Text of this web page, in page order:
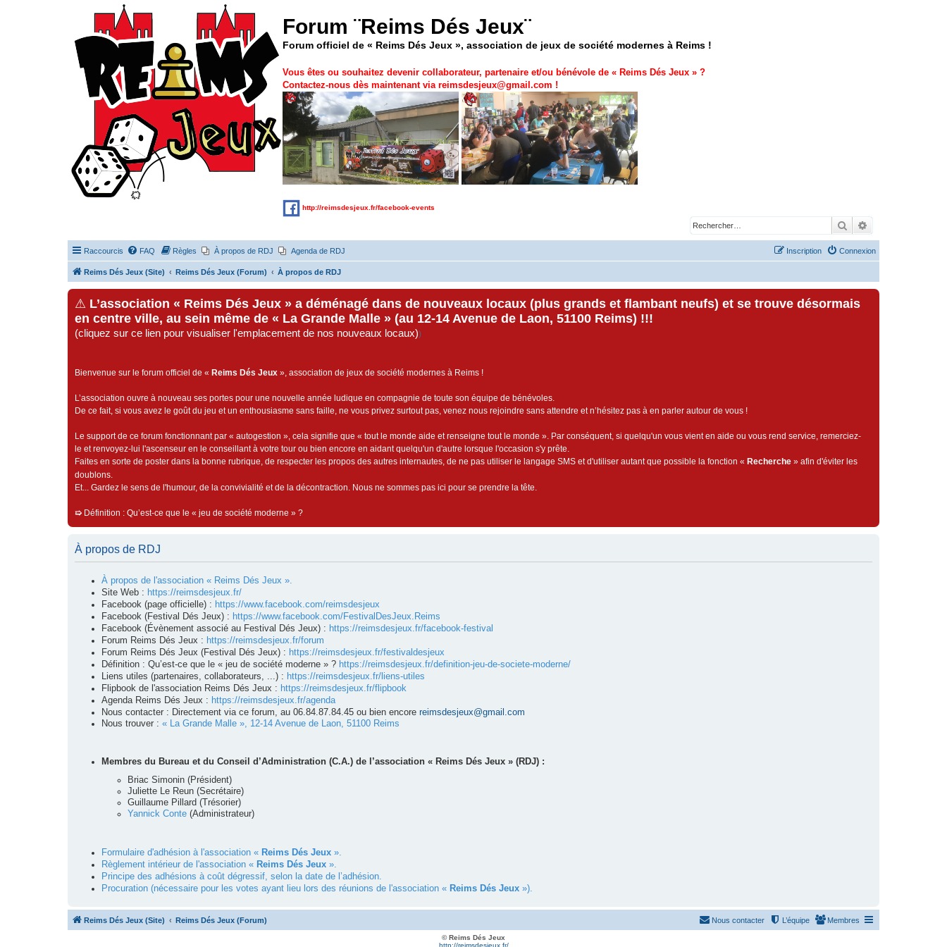
Forum ¨Reims Dés Jeux¨
Forum officiel de « Reims Dés Jeux », association de jeux de société modernes à Reims !
Vous êtes ou souhaitez devenir collaborateur, partenaire et/ou bénévole de « Reims Dés Jeux » ?
Contactez-nous dès maintenant via reimsdesjeux@gmail.com !
http://reimsdesjeux.fr/facebook-events
Rechercher
Raccourcis FAQ Règles À propos de RDJ Agenda de RDJ Connexion
Inscription
Reims Dés Jeux (Site) Reims Dés Jeux (Forum) À propos de RDJ
⚠ L’association « Reims Dés Jeux » a déménagé dans de nouveaux locaux (plus grands et flambant neufs) et se trouve désormais
en centre ville, au sein même de « La Grande Malle » (au 12-14 Avenue de Laon, 51100 Reims) !!!
(cliquez sur ce lien pour visualiser l'emplacement de nos nouveaux locaux))
Bienvenue sur le forum officiel de « Reims Dés Jeux », association de jeux de société modernes à Reims !
L’association ouvre à nouveau ses portes pour une nouvelle année ludique en compagnie de toute son équipe de bénévoles.
De ce fait, si vous avez le goût du jeu et un enthousiasme sans faille, ne vous privez surtout pas, venez nous rejoindre sans attendre et n’hésitez pas à en parler autour de vous !
Le support de ce forum fonctionnant par « autogestion », cela signifie que « tout le monde aide et renseigne tout le monde ». Par conséquent, si quelqu'un vous vient en aide ou vous rend service, remerciez-
le et renvoyez-lui l'ascenseur en le conseillant à votre tour ou bien encore en aidant quelqu'un d'autre lorsque l'occasion s'y prête.
Faites en sorte de poster dans la bonne rubrique, de respecter les propos des autres internautes, de ne pas utiliser le langage SMS et d'utiliser autant que possible la fonction « Recherche » afin d'éviter les
doublons.
Et... Gardez le sens de l'humour, de la convivialité et de la décontraction. Nous ne sommes pas ici pour se prendre la tête.
➯ Définition : Qu’est-ce que le « jeu de société moderne » ?
À propos de RDJ
À propos de l'association « Reims Dés Jeux ».
Site Web : https://reimsdesjeux.fr/
Facebook (page officielle) : https://www.facebook.com/reimsdesjeux
Facebook (Festival Dés Jeux) : https://www.facebook.com/FestivalDesJeux.Reims
Facebook (Évènement associé au Festival Dés Jeux) : https://reimsdesjeux.fr/facebook-festival
Forum Reims Dés Jeux : https://reimsdesjeux.fr/forum
Forum Reims Dés Jeux (Festival Dés Jeux) : https://reimsdesjeux.fr/festivaldesjeux
Définition : Qu’est-ce que le « jeu de société moderne » ? https://reimsdesjeux.fr/definition-jeu-de-societe-moderne/
Liens utiles (partenaires, collaborateurs, ...) : https://reimsdesjeux.fr/liens-utiles
Flipbook de l'association Reims Dés Jeux : https://reimsdesjeux.fr/flipbook
Agenda Reims Dés Jeux : https://reimsdesjeux.fr/agenda
Nous contacter : Directement via ce forum, au 06.84.87.84.45 ou bien encore reimsdesjeux@gmail.com
Nous trouver : « La Grande Malle », 12-14 Avenue de Laon, 51100 Reims
Membres du Bureau et du Conseil d’Administration (C.A.) de l’association « Reims Dés Jeux » (RDJ) :
Briac Simonin (Président)
Juliette Le Reun (Secrétaire)
Guillaume Pillard (Trésorier)
Yannick Conte (Administrateur)
Formulaire d'adhésion à l'association « Reims Dés Jeux».
Règlement intérieur de l'association « Reims Dés Jeux».
Principe des adhésions à coût dégressif, selon la date de l’adhésion.
Procuration (nécessaire pour les votes ayant lieu lors des réunions de l'association « Reims Dés Jeux»).
Reims Dés Jeux (Site) Reims Dés Jeux (Forum) Membres
L’équipe
Nous contacter
© Reims Dés Jeux
http://reimsdesjeux.fr/